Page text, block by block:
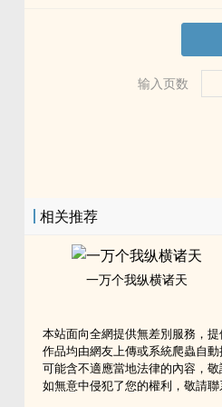
输入页数
相关推荐
一万个我纵横诸天
本站面向全網提供無差別服務，提
作品均由網友上傳或系統爬蟲自動
可能含不適應當地法律的內容，敬
如無意中侵犯了您的權利，敬請聯